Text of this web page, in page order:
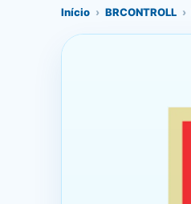
Início › BRCONTROLL ›